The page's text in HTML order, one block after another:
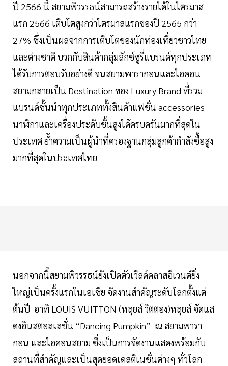
ปี 2566 นี้ สยามพิวรรธน์สามารถสร้างรายได้ในไตรมาส
แรก 2566 เติบโตสูงกว่าไตรมาสแรกของปี 2565 กว่า
27% ซึ่งเป็นผลจากการเติบโตของนักท่องเที่ยวชาวไทย
และต่างชาติ บวกกับสินค้ากลุ่มลักซ์ซูรี่แบรนด์ทุกประเภท
ได้รับการตอบรับอย่างดี จนสยามพารากอนและไอคอน
สยามกลายเป็น Destination ของ Luxury Brand ที่รวม
แบรนด์ชั้นนำทุกประเภททั้งสินค้าแฟชั่น accessories
นาฬิกาและเครื่องประดับชั้นสูงได้ครบครันมากที่สุดใน
ประเทศ ย้ำความเป็นผู้นำที่ครองฐานกลุ่มลูกค้ากำลังซื้อสูง
มากที่สุดในประเทศไทย
นอกจากนี้สยามพิวรรธน์ยังเปิดตัวเวิลด์คลาสอีเวนต์ยิ่ง
ใหญ่เป็นครั้งแรกในเอเชีย จัดงานสำคัญระดับโลกตั้งแต่
ต้นปี อาทิ LOUIS VUITTON (หลุยส์ วิตตอง)หลุยส์ จัดแส
ดงอินสตอลเลชั่น “Dancing Pumpkin” ณ สยามพารา
กอน และไอคอนสยาม ซึ่งเป็นการจัดงานแสดงพร้อมกับ
สถานที่สำคัญและเป็นสุดยอดเดสติเนชั่นต่างๆ ทั่วโลก